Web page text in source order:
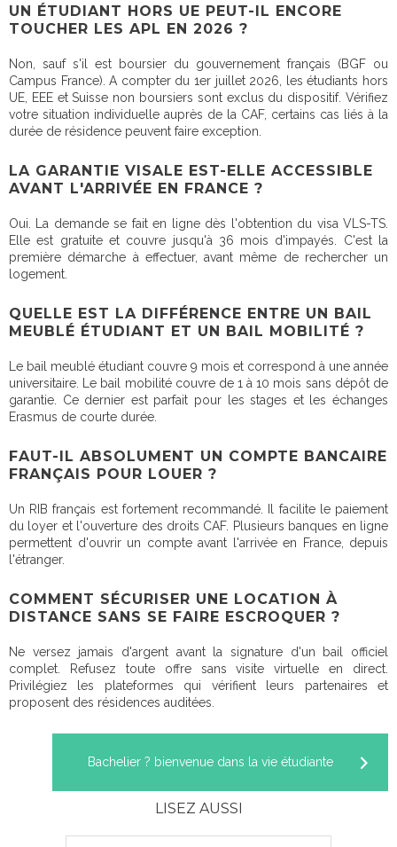
UN ÉTUDIANT HORS UE PEUT-IL ENCORE
TOUCHER LES APL EN 2026 ?
Non, sauf s'il est boursier du gouvernement français (BGF ou
Campus France). A compter du 1er juillet 2026, les étudiants hors
UE, EEE et Suisse non boursiers sont exclus du dispositif. Vérifiez
votre situation individuelle auprès de la CAF, certains cas liés à la
durée de résidence peuvent faire exception.
LA GARANTIE VISALE EST-ELLE ACCESSIBLE
AVANT L'ARRIVÉE EN FRANCE ?
Oui. La demande se fait en ligne dès l'obtention du visa VLS-TS.
Elle est gratuite et couvre jusqu'à 36 mois d'impayés. C'est la
première démarche à effectuer, avant même de rechercher un
logement.
QUELLE EST LA DIFFÉRENCE ENTRE UN BAIL
MEUBLÉ ÉTUDIANT ET UN BAIL MOBILITÉ ?
Le bail meublé étudiant couvre 9 mois et correspond à une année
universitaire. Le bail mobilité couvre de 1 à 10 mois sans dépôt de
garantie. Ce dernier est parfait pour les stages et les échanges
Erasmus de courte durée.
FAUT-IL ABSOLUMENT UN COMPTE BANCAIRE
FRANÇAIS POUR LOUER ?
Un RIB français est fortement recommandé. Il facilite le paiement
du loyer et l'ouverture des droits CAF. Plusieurs banques en ligne
permettent d'ouvrir un compte avant l'arrivée en France, depuis
l'étranger.
COMMENT SÉCURISER UNE LOCATION À
DISTANCE SANS SE FAIRE ESCROQUER ?
Ne versez jamais d'argent avant la signature d'un bail officiel
complet. Refusez toute offre sans visite virtuelle en direct.
Privilégiez les plateformes qui vérifient leurs partenaires et
proposent des résidences auditées.
Bachelier ? bienvenue dans la vie étudiante
LISEZ AUSSI